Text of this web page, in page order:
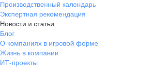
Производственный календарь
Экспертная рекомендация
Новости и статьи
Блог
О компаниях в игровой форме
Жизнь в компании
ИТ-проекты